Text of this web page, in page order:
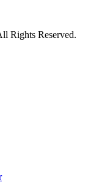
Rights Reserved.